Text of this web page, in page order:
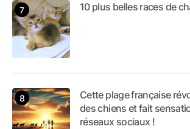
10 plus belles races de
Cette plage française
des chiens et fait
réseaux sociaux !